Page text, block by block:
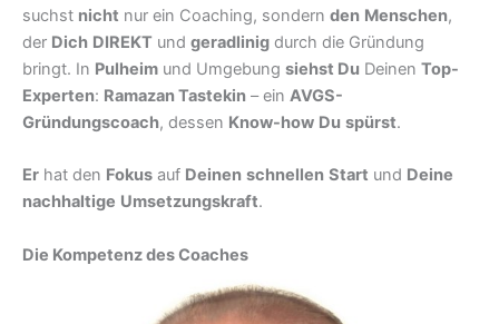
suchst nicht nur ein Coaching, sondern den Menschen,
der Dich DIREKT und geradlinig durch die Gründung
bringt. In Pulheim und Umgebung siehst Du Deinen Top-
Experten: Ramazan Tastekin – ein AVGS-
Gründungscoach, dessen Know-how Du spürst.
Er hat den Fokus auf Deinen schnellen Start und Deine
nachhaltige Umsetzungskraft.
Die Kompetenz des Coaches